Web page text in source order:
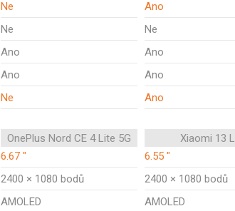
Ne
Ano
Ne
Ne
Ano
Ano
Ano
Ano
Ne Ano
OnePlus Nord CE 4 Lite 5G
Xiaomi 13
6.67 "
6.55 "
2400 × 1080 bodů
2400 × 1080 bodů
AMOLED
AMOLED